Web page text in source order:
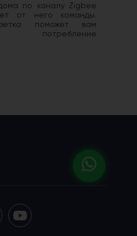
по каналу Zigbee
от него команды.
поможет вам
потребление